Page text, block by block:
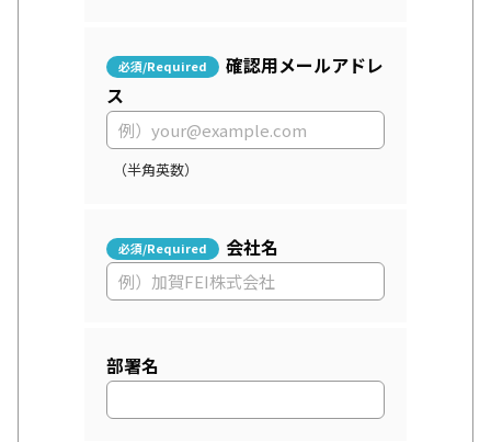
確認用メールアドレ
ス
（半角英数）
会社名
部署名